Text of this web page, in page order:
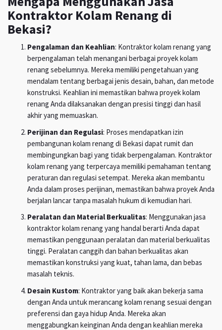
Kontraktor Kolam Renang di
Bekasi?
Pengalaman dan Keahlian: Kontraktor kolam renang yang
berpengalaman telah menangani berbagai proyek kolam
renang sebelumnya. Mereka memiliki pengetahuan yang
mendalam tentang berbagai jenis desain, bahan, dan metode
konstruksi. Keahlian ini memastikan bahwa proyek kolam
renang Anda dilaksanakan dengan presisi tinggi dan hasil
akhir yang memuaskan.
Perijinan dan Regulasi: Proses mendapatkan izin
pembangunan kolam renang di Bekasi dapat rumit dan
membingungkan bagi yang tidak berpengalaman. Kontraktor
kolam renang yang terpercaya memiliki pemahaman tentang
peraturan dan regulasi setempat. Mereka akan membantu
Anda dalam proses perijinan, memastikan bahwa proyek Anda
berjalan lancar tanpa masalah hukum di kemudian hari.
Peralatan dan Material Berkualitas: Menggunakan jasa
kontraktor kolam renang yang handal berarti Anda dapat
memastikan penggunaan peralatan dan material berkualitas
tinggi. Peralatan canggih dan bahan berkualitas akan
memastikan konstruksi yang kuat, tahan lama, dan bebas
masalah teknis.
Desain Kustom: Kontraktor yang baik akan bekerja sama
dengan Anda untuk merancang kolam renang sesuai dengan
preferensi dan gaya hidup Anda. Mereka akan
menggabungkan keinginan Anda dengan keahlian mereka